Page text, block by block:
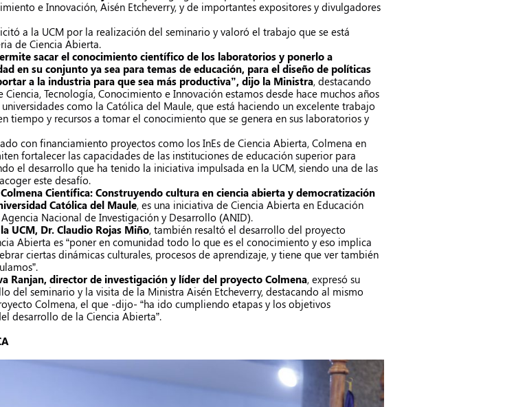
e Innovación, Aisén Etcheverry, y de importantes expositores y divulgadores
a la UCM por la realización del seminario y valoró el trabajo que se está
de Ciencia Abierta.
sacar el conocimiento científico de los laboratorios y ponerlo a
en su conjunto ya sea para temas de educación, para el diseño de políticas
a la industria para que sea más productiva”, dijo la Ministra, destacando
Tecnología, Conocimiento e Innovación estamos desde hace muchos años
como la Católica del Maule, que está haciendo un excelente trabajo
tiempo y recursos a tomar el conocimiento que se genera en sus laboratorios y
con financiamiento proyectos como los InEs de Ciencia Abierta, Colmena en
fortalecer las capacidades de las instituciones de educación superior para
el desarrollo que ha tenido la iniciativa impulsada en la UCM, siendo una de las
este desafío.
Científica: Construyendo cultura en ciencia abierta y democratización
Católica del Maule, es una iniciativa de Ciencia Abierta en Educación
Nacional de Investigación y Desarrollo (ANID).
UCM, Dr. Claudio Rojas Miño, también resaltó el desarrollo del proyecto
Abierta es “poner en comunidad todo lo que es el conocimiento y eso implica
ciertas dinámicas culturales, procesos de aprendizaje, y tiene que ver también
Ranjan, director de investigación y líder del proyecto Colmena, expresó su
del seminario y la visita de la Ministra Aisén Etcheverry, destacando al mismo
Colmena, el que -dijo- “ha ido cumpliendo etapas y los objetivos
desarrollo de la Ciencia Abierta”.